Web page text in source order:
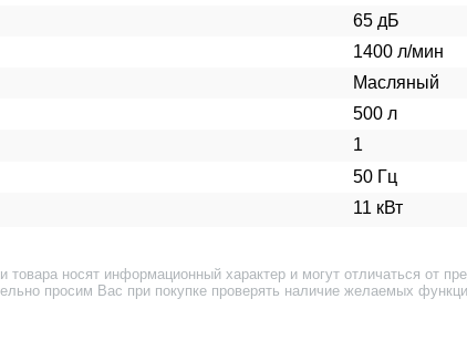
65 дБ
1400 л/мин
Масляный
500 л
1
50 Гц
11 кВт
товара носят информационный характер и могут отличаться от
просим Вас при покупке проверять наличие желаемых